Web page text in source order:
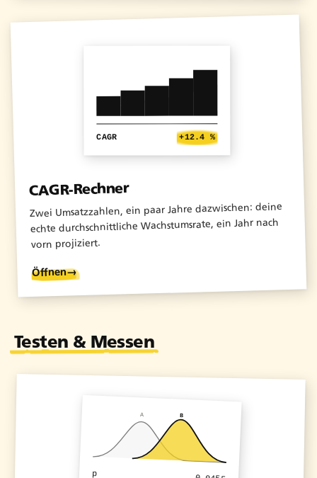
Portfolio.
Newsletter.
Tools.
CAGR +12.4 %
CAGR-Rechner
Zwei Umsatzzahlen, ein paar Jahre dazwischen: deine
echte durchschnittliche Wachstumsrate, ein Jahr nach
vorn projiziert.
Öffnen→
Testen & Messen
A B
p